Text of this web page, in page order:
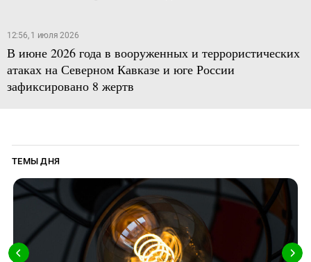
12:56, 1 июля 2026
В июне 2026 года в вооруженных и террористических
атаках на Северном Кавказе и юге России
зафиксировано 8 жертв
ТЕМЫ ДНЯ